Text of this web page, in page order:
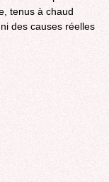
tenus à chaud
des causes réelles